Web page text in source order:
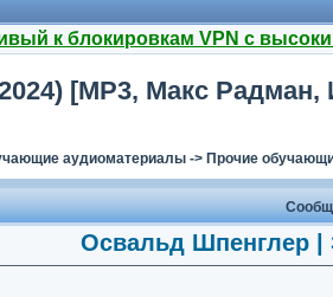
к блокировкам VPN с
[MP3, Макс
аудиоматериалы-> Прочие
Освальд Шпенглер |